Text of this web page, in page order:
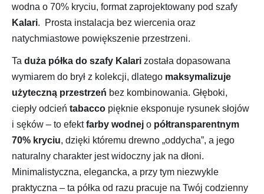
wodna o 70% kryciu, format zaprojektowany pod szafy
Kalari. Prosta instalacja bez wiercenia oraz
natychmiastowe powiększenie przestrzeni.
Ta duża półka do szafy Kalari została dopasowana
wymiarem do brył z kolekcji, dlatego maksymalizuje
użyteczną przestrzeń bez kombinowania. Głęboki,
ciepły odcień tabacco pięknie eksponuje rysunek słojów
i sęków – to efektfarby wodnej o półtransparentnym
70% kryciu, dzięki któremu drewno „oddycha”, a jego
naturalny charakter jest widoczny jak na dłoni.
Minimalistyczna, elegancka, a przy tym niezwykle
praktyczna – ta półka od razu pracuje na Twój codzienny